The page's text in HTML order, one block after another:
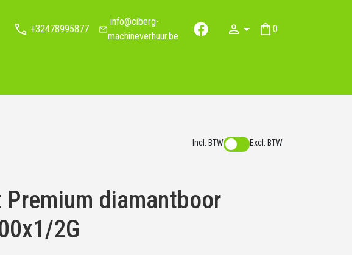
+32478995877
info@ciberg-
machineverhuur.be
facebook winkelwagen
0
Incl. BTW Excl. BTW
Premium diamantboor
2G